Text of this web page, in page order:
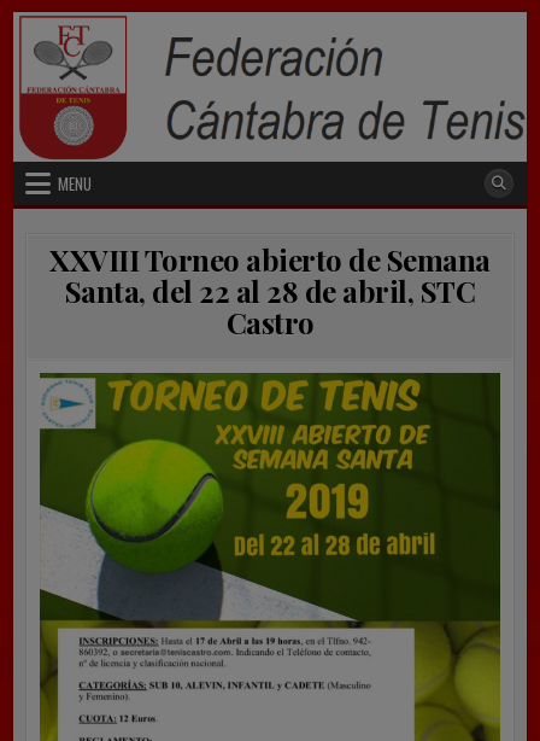
Skip
content
MENU
XXVIII Torneo abierto de Semana
Santa, del 22 al 28 de abril, STC
Castro